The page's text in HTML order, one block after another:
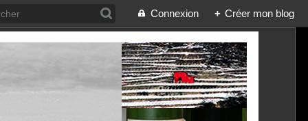
Connexion + Créer mon blog